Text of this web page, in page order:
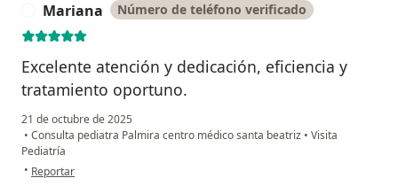
Mariana Número de teléfono verificado
Excelente atención y dedicación, eficiencia y
tratamiento oportuno.
21 de octubre de 2025
• Consulta pediatra Palmira centro médico santa beatriz • Visita
Pediatría
• en opinión del usuario Mariana
Reportar